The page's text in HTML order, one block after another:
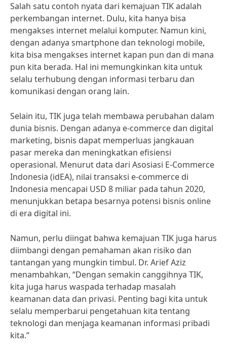
Salah satu contoh nyata dari kemajuan TIK adalah
perkembangan internet. Dulu, kita hanya bisa
mengakses internet melalui komputer. Namun kini,
dengan adanya smartphone dan teknologi mobile,
kita bisa mengakses internet kapan pun dan di mana
pun kita berada. Hal ini memungkinkan kita untuk
selalu terhubung dengan informasi terbaru dan
komunikasi dengan orang lain.
Selain itu, TIK juga telah membawa perubahan dalam
dunia bisnis. Dengan adanya e-commerce dan digital
marketing, bisnis dapat memperluas jangkauan
pasar mereka dan meningkatkan efisiensi
operasional. Menurut data dari Asosiasi E-Commerce
Indonesia (idEA), nilai transaksi e-commerce di
Indonesia mencapai USD 8 miliar pada tahun 2020,
menunjukkan betapa besarnya potensi bisnis online
di era digital ini.
Namun, perlu diingat bahwa kemajuan TIK juga harus
diimbangi dengan pemahaman akan risiko dan
tantangan yang mungkin timbul. Dr. Arief Aziz
menambahkan, “Dengan semakin canggihnya TIK,
kita juga harus waspada terhadap masalah
keamanan data dan privasi. Penting bagi kita untuk
selalu memperbarui pengetahuan kita tentang
teknologi dan menjaga keamanan informasi pribadi
kita.”